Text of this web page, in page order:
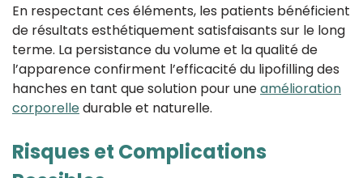
En respectant ces éléments, les patients bénéficient
de résultats esthétiquement satisfaisants sur le long
terme. La persistance du volume et la qualité de
l’apparence confirment l’efficacité du lipofilling des
hanches en tant que solution pour uneamélioration
corporelledurable et naturelle.
Risques et Complications